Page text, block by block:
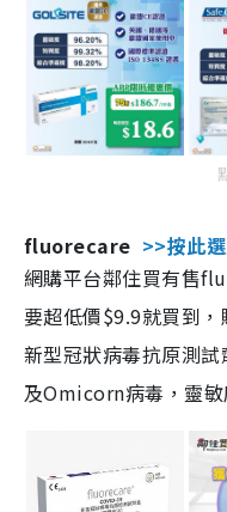
fluorecare >>按此
網購平台鄰住買有售
要超低價$9.9就買到
新型冠狀病毒抗原測
及Omicorn病毒，靈